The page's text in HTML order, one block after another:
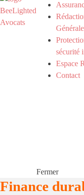
sécurité
Espace
Contact
Fermer
Finance